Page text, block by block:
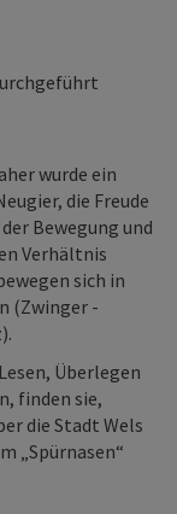
wurde ein
die Freude
Bewegung und
Verhältnis
sich in
(Zwinger -
Überlegen
finden sie,
die Stadt Wels
„Spürnasen“